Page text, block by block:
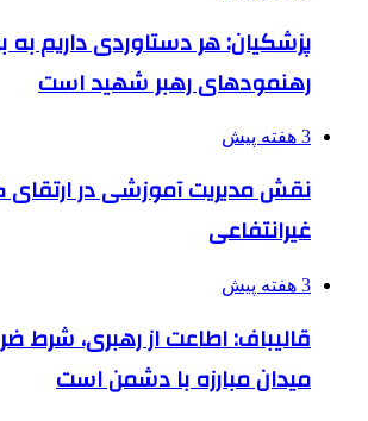
پزشکیان: هر دستاوردی داریم به
رهنمودهای رهبر شهید است
3 هفته پیش
نقش مدیریت آموزشی در
غیرانتفاعی
3 هفته پیش
قالیباف: اطاعت از رهبری، شرط
میدان مبارزه با دشمن است